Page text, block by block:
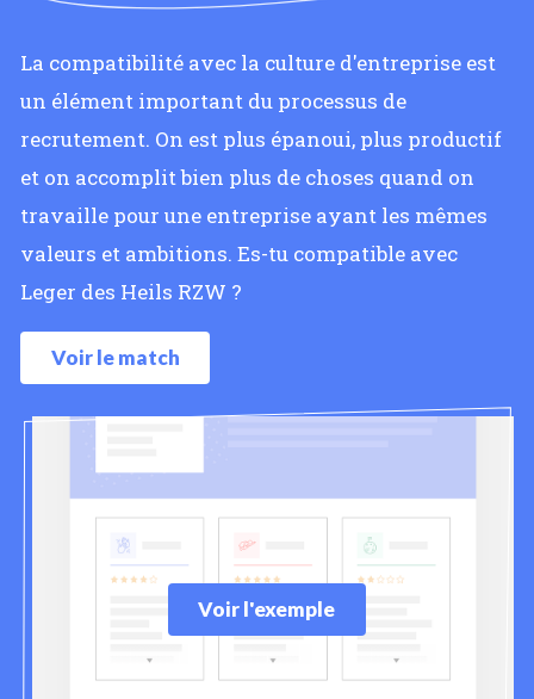
La compatibilité avec la culture d'entreprise est
un élément important du processus de
recrutement. On est plus épanoui, plus productif
et on accomplit bien plus de choses quand on
travaille pour une entreprise ayant les mêmes
valeurs et ambitions. Es-tu compatible avec
Leger des Heils RZW ?
Voir le match
Voir l'exemple